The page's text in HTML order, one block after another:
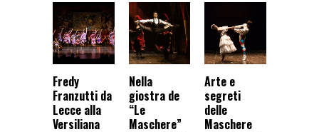
Fredy
Franzutti da
Lecce alla
Versiliana
Nella
giostra de
“Le
Maschere”
Arte e
segreti
delle
Maschere